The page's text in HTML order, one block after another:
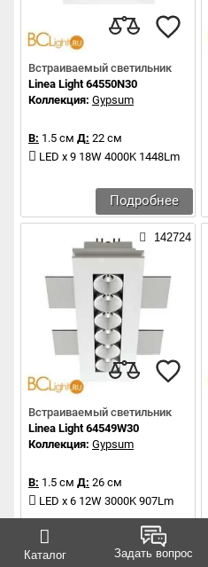
Каталог Задать вопрос
Встраиваемый светильник
Linea Light 64550N30
Коллекция: Gypsum
В: 1.5 см Д: 22 см
LED x 9 18W 4000K 1448Lm
Подробнее
142724
Встраиваемый светильник
Linea Light 64549W30
Коллекция: Gypsum
В: 1.5 см Д: 26 см
LED x 6 12W 3000K 907Lm
Подробнее